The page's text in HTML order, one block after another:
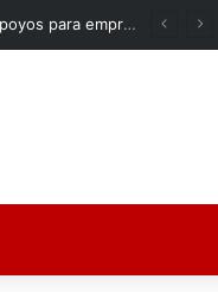
Rocío Nahle acerca oportunidades a la zona norte de Veracruz; entrega apoyos para emprendedores y anuncia obra histórica para Poza Rica
al azar